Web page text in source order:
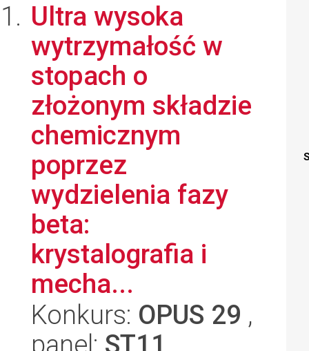
Ultra wysoka
wytrzymałość w
stopach o
złożonym składzie
chemicznym
poprzez
wydzielenia fazy
beta:
krystalografia i
mecha...
Konkurs: OPUS 29 ,
panel: ST11